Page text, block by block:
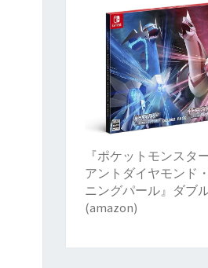
『ポケットモンスタ
アントダイヤモンド
ニングパール』ダブ
(amazon)